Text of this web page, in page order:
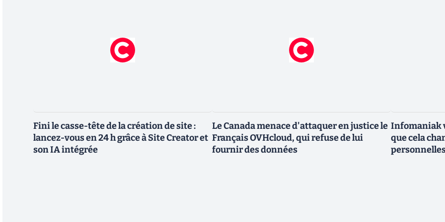
Fini le casse-tête de la création de site :
lancez-vous en 24 h grâce à Site Creator et
son IA intégrée
Le Canada menace d'attaquer en justice le
Français OVHcloud, qui refuse de lui
fournir des données
Infomaniak
que cela